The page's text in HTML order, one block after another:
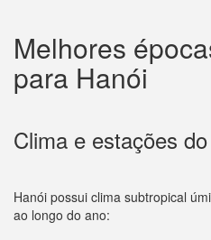
Melhores
para Hanói
Clima e estações
Hanói possui clima subtropical
ao longo do ano: